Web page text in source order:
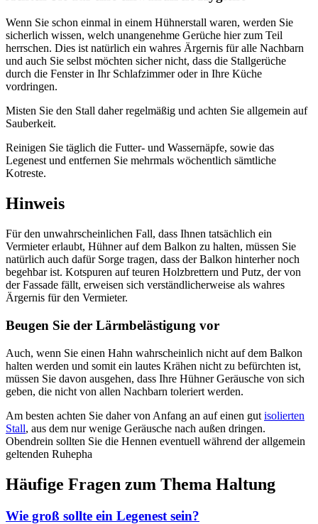
Wenn Sie schon einmal in einem Hühnerstall waren, werden Sie
sicherlich wissen, welch unangenehme Gerüche hier zum Teil
herrschen. Dies ist natürlich ein wahres Ärgernis für alle Nachbarn
und auch Sie selbst möchten sicher nicht, dass die Stallgerüche
durch die Fenster in Ihr Schlafzimmer oder in Ihre Küche
vordringen.
Misten Sie den Stall daher regelmäßig und achten Sie allgemein auf
Sauberkeit.
Reinigen Sie täglich die Futter- und Wassernäpfe, sowie das
Legenest und entfernen Sie mehrmals wöchentlich sämtliche
Kotreste.
Hinweis
Für den unwahrscheinlichen Fall, dass Ihnen tatsächlich ein
Vermieter erlaubt, Hühner auf dem Balkon zu halten, müssen Sie
natürlich auch dafür Sorge tragen, dass der Balkon hinterher noch
begehbar ist. Kotspuren auf teuren Holzbrettern und Putz, der von
der Fassade fällt, erweisen sich verständlicherweise als wahres
Ärgernis für den Vermieter.
Beugen Sie der Lärmbelästigung vor
Auch, wenn Sie einen Hahn wahrscheinlich nicht auf dem Balkon
halten werden und somit ein lautes Krähen nicht zu befürchten ist,
müssen Sie davon ausgehen, dass Ihre Hühner Geräusche von sich
geben, die nicht von allen Nachbarn toleriert werden.
Am besten achten Sie daher von Anfang an auf einen gut isolierten
Stall, aus dem nur wenige Geräusche nach außen dringen.
Obendrein sollten Sie die Hennen eventuell während der allgemein
geltenden Ruhepha
Häufige Fragen zum Thema Haltung
Wie groß sollte ein Legenest sein?